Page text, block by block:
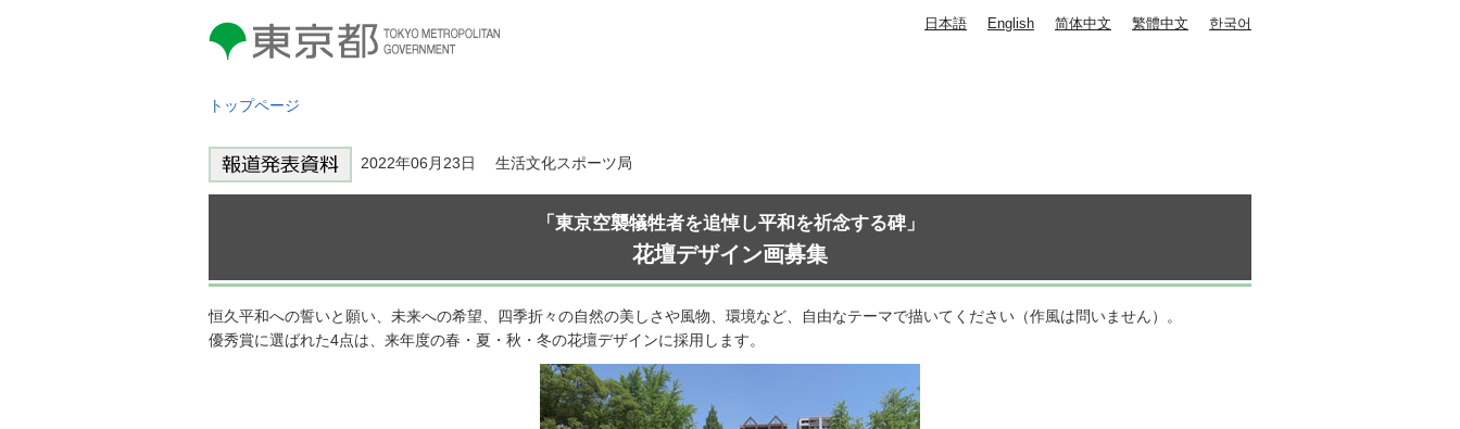
東京都 TOKYO METROPOLITAN
GOVERNMENT
日本語 English 简体中文 繁體中文 한국어
トップページ
2022年06月23日 生活文化スポーツ局
「東京空襲犠牲者を追悼し平和を祈念する碑」
花壇デザイン画募集
恒久平和への誓いと願い、未来への希望、四季折々の自然の美しさや風物、環境など、自由なテーマで描いてください（作風は問いません）。
優秀賞に選ばれた4点は、来年度の春・夏・秋・冬の花壇デザインに採用します。